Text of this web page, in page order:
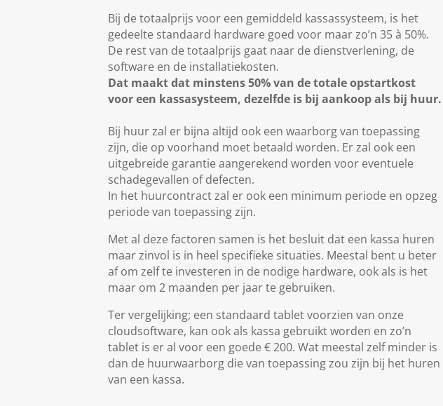
Bij de totaalprijs voor een gemiddeld kassassysteem, is het
gedeelte standaard hardware goed voor maar zo’n 35 à 50%.
De rest van de totaalprijs gaat naar de dienstverlening, de
software en de installatiekosten.
Dat maakt dat minstens 50% van de totale opstartkost
voor een kassasysteem, dezelfde is bij aankoop als bij huur.
Bij huur zal er bijna altijd ook een waarborg van toepassing
zijn, die op voorhand moet betaald worden. Er zal ook een
uitgebreide garantie aangerekend worden voor eventuele
schadegevallen of defecten.
In het huurcontract zal er ook een minimum periode en opzeg
periode van toepassing zijn.
Met al deze factoren samen is het besluit dat een kassa huren
maar zinvol is in heel specifieke situaties. Meestal bent u beter
af om zelf te investeren in de nodige hardware, ook als is het
maar om 2 maanden per jaar te gebruiken.
Ter vergelijking; een standaard tablet voorzien van onze
cloudsoftware, kan ook als kassa gebruikt worden en zo’n
tablet is er al voor een goede € 200. Wat meestal zelf minder is
dan de huurwaarborg die van toepassing zou zijn bij het huren
van een kassa.